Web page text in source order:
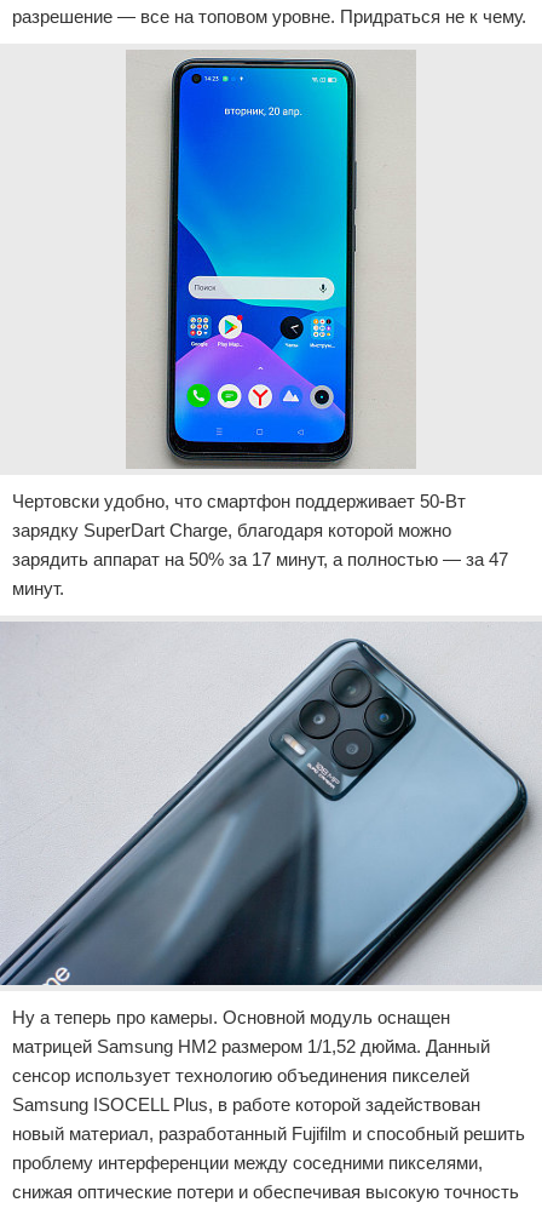
разрешение — все на топовом уровне. Придраться не к чему.
Чертовски удобно, что смартфон поддерживает 50-Вт
зарядку SuperDart Charge, благодаря которой можно
зарядить аппарат на 50% за 17 минут, а полностью — за 47
минут.
Ну а теперь про камеры. Основной модуль оснащен
матрицей Samsung HM2 размером 1/1,52 дюйма. Данный
сенсор использует технологию объединения пикселей
Samsung ISOCELL Plus, в работе которой задействован
новый материал, разработанный Fujifilm и способный решить
проблему интерференции между соседними пикселями,
снижая оптические потери и обеспечивая высокую точность